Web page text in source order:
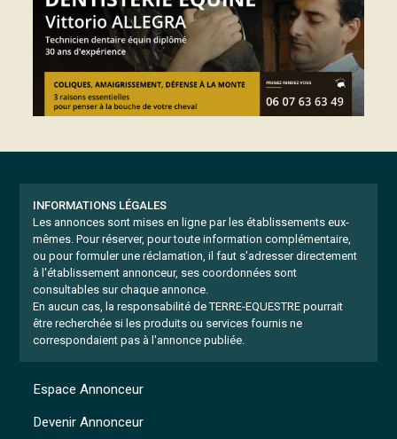
INFORMATIONS LÉGALES
Les annonces sont mises en ligne par les établissements eux-
mêmes. Pour réserver, pour toute information complémentaire,
ou pour formuler une réclamation, il faut s'adresser directement
à l'établissement annonceur, ses coordonnées sont
consultables sur chaque annonce.
En aucun cas, la responsabilité de TERRE-EQUESTRE pourrait
être recherchée si les produits ou services fournis ne
correspondaient pas à l'annonce publiée.
Espace Annonceur
Devenir Annonceur